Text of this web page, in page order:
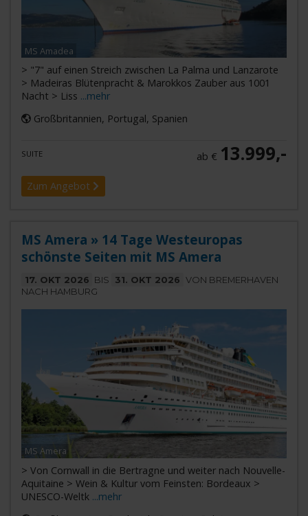
MS Amadea
> "7" auf einen Streich zwischen La Palma und Lanzarote
> Madeiras Blütenpracht & Marokkos Zauber aus 1001
Nacht > Liss ...mehr
Großbritannien, Portugal, Spanien
SUITE ab € 13.999,-
Zum Angebot
MS Amera » 14 Tage Westeuropas
schönste Seiten mit MS Amera
17. OKT 2026 BIS 31. OKT 2026 VON BREMERHAVEN
NACH HAMBURG
MS Amera
> Von Cornwall in die Bertragne und weiter nach Nouvelle-
Aquitaine > Wein & Kultur vom Feinsten: Bordeaux >
UNESCO-Weltk ...mehr